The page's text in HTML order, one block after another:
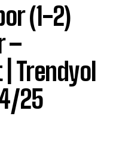
(1-2)
–
Trendyol
25